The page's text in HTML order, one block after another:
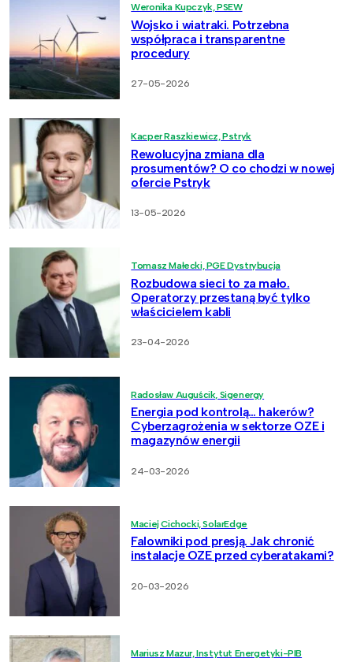
Weronika Kupczyk, PSEW
Wojsko i wiatraki. Potrzebna
współpraca i transparentne
procedury
27-05-2026
Kacper Raszkiewicz, Pstryk
Rewolucyjna zmiana dla
prosumentów? O co chodzi w nowej
ofercie Pstryk
13-05-2026
Tomasz Małecki, PGE Dystrybucja
Rozbudowa sieci to za mało.
Operatorzy przestaną być tylko
właścicielem kabli
23-04-2026
Radosław Auguścik, Sigenergy
Energia pod kontrolą… hakerów?
Cyberzagrożenia w sektorze OZE i
magazynów energii
24-03-2026
Maciej Cichocki, SolarEdge
Falowniki pod presją. Jak chronić
instalacje OZE przed cyberatakami?
20-03-2026
Mariusz Mazur, Instytut Energetyki-PIB